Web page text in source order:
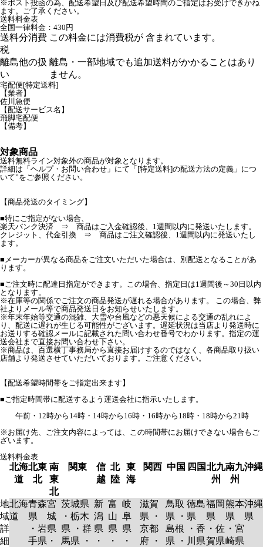
※ポスト投函の為、配送希望日及び配送希望時間のご指定はお受けできかね
ます。ご了承ください。
送料料金表
全国一律料金：430円
送料分消費
税
この料金には消費税が 含まれています。
離島他の扱
い
離島・一部地域でも追加送料がかかることはあり
ません。
宅配便[特定送料]
【業者】
佐川急便
【配送サービス名】
飛脚宅配便
【備考】
対象商品
送料無料ライン対象外の商品が対象となります。
詳細は「ヘルプ・お問い合わせ」にて「[特定送料]の配送方法の定義」につ
いて”をご参照ください。
【商品発送のタイミング】
■特にご指定がない場合、
楽天バンク決済 ⇒ 商品はご入金確認後、1週間以内に発送いたします。
クレジット、代金引換 ⇒ 商品はご注文確認後、1週間以内に発送いたし
ます。
■メーカーが異なる商品をご注文いただいた場合は、別配送となることがあ
ります。
■ご注文時に配達日指定ができます。この場合、指定日は1週間後～30日以内
となります。
※在庫等の関係でご注文の商品発送が遅れる場合があります。 この場合、弊
社よりメール等で商品発送日をお知らせいたします。
※年末年始等交通の混雑、大雪や台風などの悪天候による交通の乱れによ
り、配送に遅れが生じる可能性がございます。遅延状況は当店より発送時に
お送りする確認メールに記載された問い合わせ番号でわかります。指定の運
送会社まで直接お問い合わせ下さい。
※商品は、百選横丁事務局から直接お届けするのではなく、各商品取り扱い
店舗より発送させていただいております。ご注意ください。
【配送希望時間帯をご指定出来ます】
■ご指定時間帯に配送するよう運送会社に指示いたします。
午前・12時から14時・14時から16時・16時から18時・18時から21時
※お届け先、ご注文内容によっては、この時間帯にお届けできない場合もご
ざいます。
送料料金表
北海
道
北東
北
南
東
北
関東
信
越
北
陸
東
海
関西 中国 四国北九
州
南九
州
沖縄
地
域
詳
細
北海
道
青森
県
・岩
手県
宮
城
県
・
茨城県
・栃木
県 ・群
馬県 ・
新
潟
県
・
富
山
県
・
岐
阜
県
・
滋賀
県 ・
京都
府 ・
鳥取
県 ・
島根
県 ・
徳島
県
・香
川県
福岡
県
・佐
賀県
熊本
県
・宮
崎県
沖縄
県